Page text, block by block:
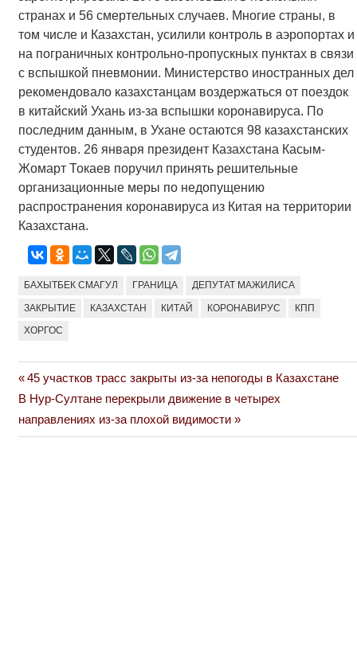
странах и 56 смертельных случаев. Многие страны, в
том числе и Казахстан, усилили контроль в аэропортах и
на пограничных контрольно-пропускных пунктах в связи
с вспышкой пневмонии. Министерство иностранных дел
рекомендовало казахстанцам воздержаться от поездок
в китайский Ухань из-за вспышки коронавируса. По
последним данным, в Ухане остаются 98 казахстанских
студентов. 26 января президент Казахстана Касым-
Жомарт Токаев поручил принять решительные
организационные меры по недопущению
распространения коронавируса из Китая на территории
Казахстана.
БАХЫТБЕК СМАГУЛ ГРАНИЦА ДЕПУТАТ МАЖИЛИСА
ЗАКРЫТИЕ КАЗАХСТАН КИТАЙ КОРОНАВИРУС КПП
ХОРГОС
Навигация
по
Previous
Post:
45 участков трасс закрыты из-за непогоды в Казахстане
Next
Post:
В Нур-Султане перекрыли движение в четырех
направлениях из-за плохой видимости